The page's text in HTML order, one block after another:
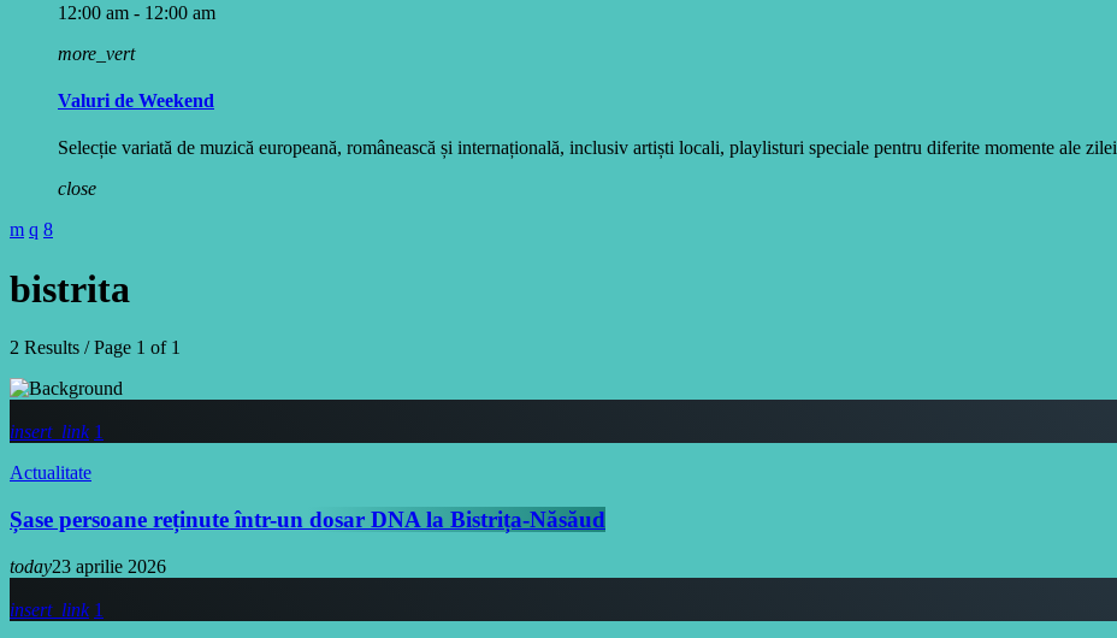
12:00 am - 12:00 am
more_vert
Valuri de Weekend
Selecție variată de muzică europeană, românească și internațională, inclusiv artiști locali, playlisturi speciale pentru diferite momente ale zilei
close
bistrita
2 Results / Page 1 of 1
insert_link 1
Actualitate
Șase persoane reținute într-un dosar DNA la Bistrița-Năsăud
today23 aprilie 2026
insert_link 1